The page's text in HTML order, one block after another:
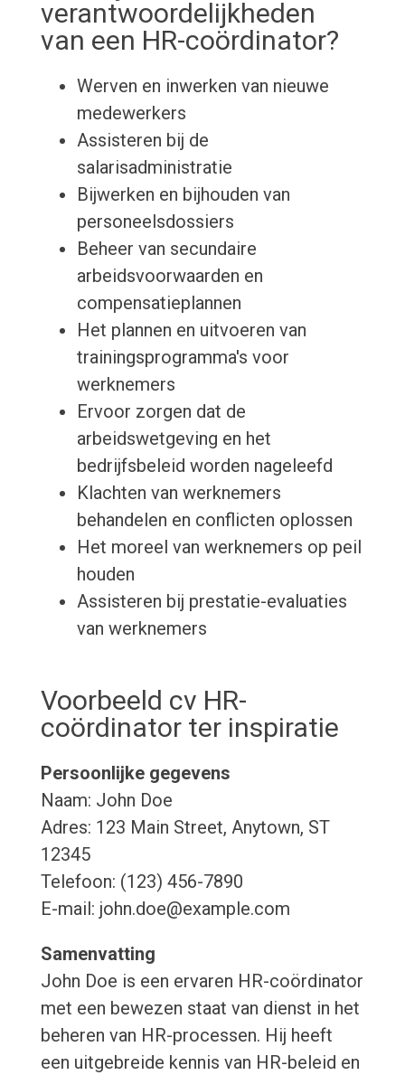
verantwoordelijkheden
van een HR-coördinator?
Werven en inwerken van nieuwe
medewerkers
Assisteren bij de
salarisadministratie
Bijwerken en bijhouden van
personeelsdossiers
Beheer van secundaire
arbeidsvoorwaarden en
compensatieplannen
Het plannen en uitvoeren van
trainingsprogramma's voor
werknemers
Ervoor zorgen dat de
arbeidswetgeving en het
bedrijfsbeleid worden nageleefd
Klachten van werknemers
behandelen en conflicten oplossen
Het moreel van werknemers op peil
houden
Assisteren bij prestatie-evaluaties
van werknemers
Voorbeeld cv HR-
coördinator ter inspiratie
Persoonlijke gegevens
Naam: John Doe
Adres: 123 Main Street, Anytown, ST
12345
Telefoon: (123) 456-7890
E-mail: john.doe@example.com
Samenvatting
John Doe is een ervaren HR-coördinator
met een bewezen staat van dienst in het
beheren van HR-processen. Hij heeft
een uitgebreide kennis van HR-beleid en